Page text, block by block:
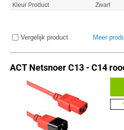
Kleur Product
Zwart
Vergelijk product Meer
ACT Netsnoer C13 - C14